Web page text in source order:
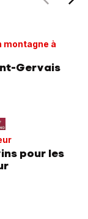
montagne à
Gervais
pour les